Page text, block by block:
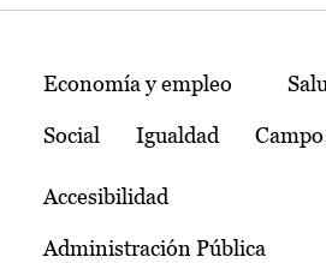
Temas
Economía y empleo
Social Igualdad Campo
Accesibilidad
Administración Pública